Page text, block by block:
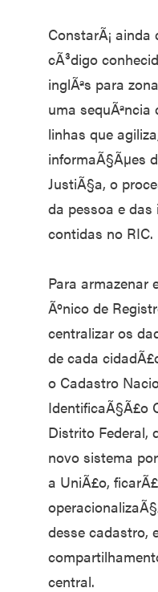
ConstarÃ¡
cÃ³digo
inglÃªs para
uma sequÃªncia
linhas que
informaÃ§Ãµes
JustiÃ§a, o
da pessoa e
contidas no RIC.
Para armazenar
Ãºnico de
centralizar os
de cada
o Cadastro
IdentificaÃ§Ã£o
Distrito Federal,
novo sistema
a UniÃ£o,
desse cadastro,
central.